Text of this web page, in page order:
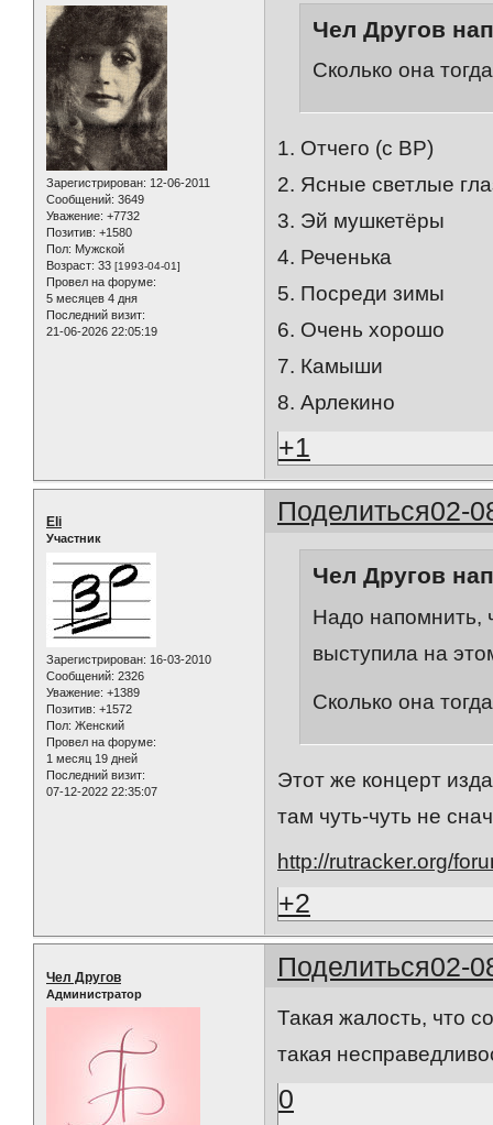
Зарегистрирован: 12-06-2011
Сообщений: 3649
Уважение: +7732
Позитив: +1580
Пол: Мужской
Возраст: 33 [1993-04-01]
Провел на форуме:
5 месяцев 4 дня
Последний визит:
21-06-2026 22:05:19
Чел Другов
Сколько она
1. Отчего (с ВР)
2. Ясные светлые
3. Эй мушкетёры
4. Реченька
5. Посреди зимы
6. Очень хорошо
7. Камыши
8. Арлекино
+1
Поделиться02-
Eli
Участник
Зарегистрирован: 16-03-2010
Сообщений: 2326
Уважение: +1389
Позитив: +1572
Пол: Женский
Провел на форуме:
1 месяц 19 дней
Последний визит:
07-12-2022 22:35:07
Чел Другов
Надо напомнить,
выступила на
Сколько она
Этот же концерт
там чуть-чуть не
http://rutracker.org/
+2
Поделиться02-
Чел Другов
Администратор
Такая жалость, что
такая
0